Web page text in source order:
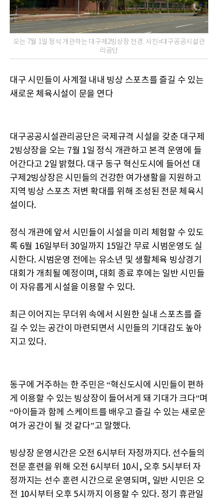
오는 7월 1일 정식 개관하는 대구제2빙상장 전경. 사진=대구공공시설관
리공단
대구 시민들이 사계절 내내 빙상 스포츠를 즐길 수 있는
새로운 체육시설이 문을 연다
대구공공시설관리공단은 국제규격 시설을 갖춘 대구제
2빙상장을 오는 7월 1일 정식 개관하고 본격 운영에 들
어간다고 2일 밝혔다. 대구 동구 혁신도시에 들어선 대
구제2빙상장은 시민들의 건강한 여가생활을 지원하고
지역 빙상 스포츠 저변 확대를 위해 조성된 전문 체육시
설이다.
정식 개관에 앞서 시민들이 시설을 미리 체험할 수 있도
록 6월 16일부터 30일까지 15일간 무료 시범운영도 실
시한다. 시범운영 전에는 유소년 및 생활체육 빙상경기
대회가 개최될 예정이며, 대회 종료 후에는 일반 시민들
이 자유롭게 시설을 이용할 수 있다.
최근 이어지는 무더위 속에서 시원한 실내 스포츠를 즐
길 수 있는 공간이 마련되면서 시민들의 기대감도 높아
지고 있다.
동구에 거주하는 한 주민은 “혁신도시에 시민들이 편하
게 이용할 수 있는 빙상장이 들어서게 돼 기대가 크다”며
“아이들과 함께 스케이트를 배우고 즐길 수 있는 새로운
여가 공간이 될 것 같다”고 말했다.
빙상장 운영시간은 오전 6시부터 자정까지다. 선수들의
전문 훈련을 위해 오전 6시부터 10시, 오후 5시부터 자
정까지는 선수 훈련 시간으로 운영되며, 일반 시민은 오
전 10시부터 오후 5시까지 이용할 수 있다. 정기 휴관일